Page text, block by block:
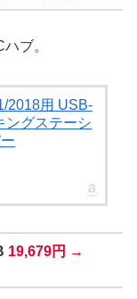
ブ。
2018用 USB-
ングステーシ
19,679円 →